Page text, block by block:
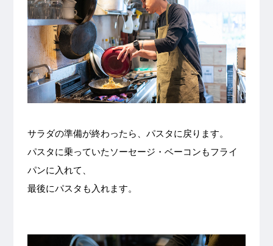
サラダの準備が終わったら、パスタに戻ります。
パスタに乗っていたソーセージ・ベーコンもフライ
パンに入れて、
最後にパスタも入れます。